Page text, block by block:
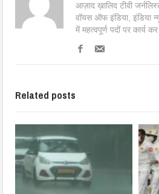
आज़ाद ख़ालिद टीवी
वॉयस ऑफ इंडिया, इंडिया
में महत्वपूर्ण पदों पर कार्य
Related posts